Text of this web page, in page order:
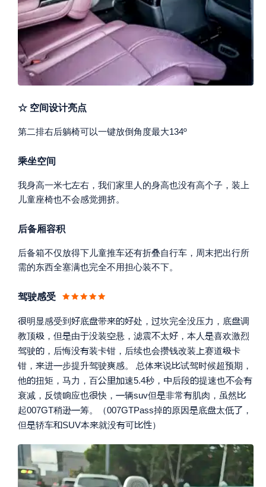
☆ 空间设计亮点
第二排右后躺椅可以一键放倒角度最大134º
乘坐空间
我身高一米七左右，我们家里人的身高也没有高个子，装上
儿童座椅也不会感觉拥挤。
后备厢容积
后备箱不仅放得下儿童推车还有折叠自行车，周末把出行所
需的东西全塞满也完全不用担心装不下。
驾驶感受
明显感受到 底带处， 坎完全没压力，底调
教顶 ，但由于没装悬，滤震太 ，本人喜欢激烈
驾驶 ，后悔没装卡钳，后续也会攒钱改装 赛道卡
钳， 进步提升驾驶爽感。 总体说试驾时候超预期，
他扭矩，马力，百速5.4秒， 后段提速也会
衰减，反馈应也快， 辆suv但非常肌肉，虽然
起007GT稍逊筹。（007GTPass掉原因底太 ，
但轿车SUV本就没可）